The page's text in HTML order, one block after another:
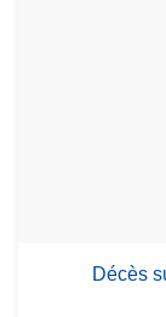
Décès